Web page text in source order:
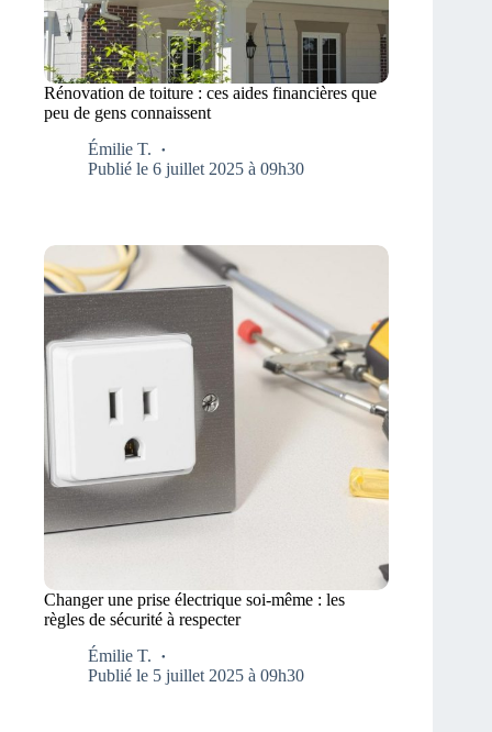
Rénovation de toiture : ces aides financières que
peu de gens connaissent
Émilie T.
Publié le 6 juillet 2025 à 09h30
Changer une prise électrique soi-même : les
règles de sécurité à respecter
Émilie T.
Publié le 5 juillet 2025 à 09h30